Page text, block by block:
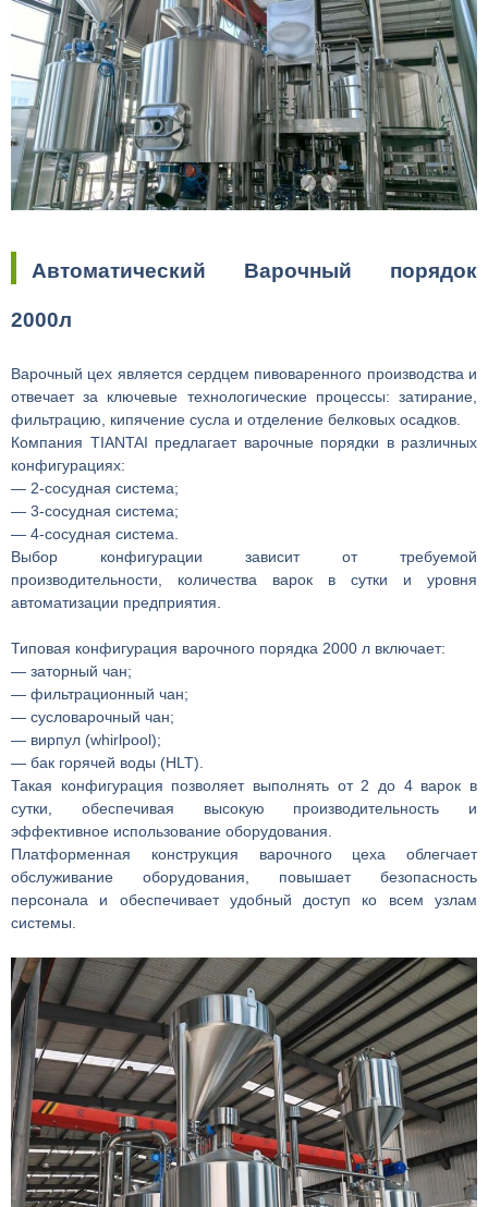
Автоматический Варочный порядок
2000л
Варочный цех является сердцем пивоваренного производства и
отвечает за ключевые технологические процессы: затирание,
фильтрацию, кипячение сусла и отделение белковых осадков.
Компания TIANTAI предлагает варочные порядки в различных
конфигурациях:
— 2-сосудная система;
— 3-сосудная система;
— 4-сосудная система.
Выбор конфигурации зависит от требуемой
производительности, количества варок в сутки и уровня
автоматизации предприятия.
Типовая конфигурация варочного порядка 2000 л включает:
— заторный чан;
— фильтрационный чан;
— сусловарочный чан;
— вирпул (whirlpool);
— бак горячей воды (HLT).
Такая конфигурация позволяет выполнять от 2 до 4 варок в
сутки, обеспечивая высокую производительность и
эффективное использование оборудования.
Платформенная конструкция варочного цеха облегчает
обслуживание оборудования, повышает безопасность
персонала и обеспечивает удобный доступ ко всем узлам
системы.